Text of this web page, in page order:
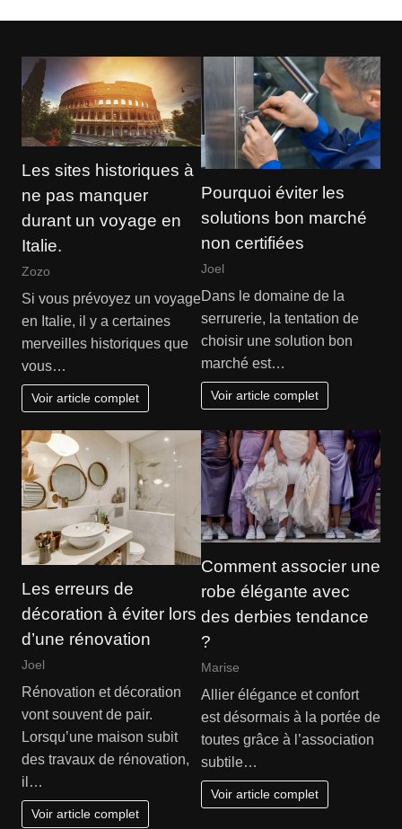
Les sites historiques à
ne pas manquer
durant un voyage en
Italie.
Zozo
Si vous prévoyez un voyage
en Italie, il y a certaines
merveilles historiques que
vous…
Voir article complet
Pourquoi éviter les
solutions bon marché
non certifiées
Joel
Dans le domaine de la
serrurerie, la tentation de
choisir une solution bon
marché est…
Voir article complet
Les erreurs de
décoration à éviter lors
d’une rénovation
Joel
Rénovation et décoration
vont souvent de pair.
Lorsqu’une maison subit
des travaux de rénovation,
il…
Voir article complet
Comment associer une
robe élégante avec
des derbies tendance
?
Marise
Allier élégance et confort
est désormais à la portée de
toutes grâce à l’association
subtile…
Voir article complet